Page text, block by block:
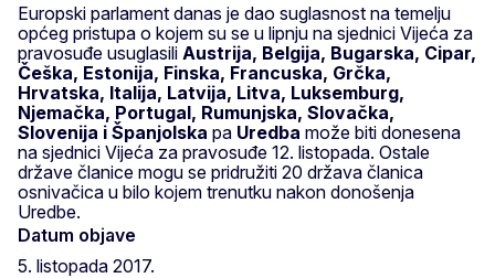
Europski parlament danas je dao suglasnost na temelju
općeg pristupa o kojem su se u lipnju na sjednici Vijeća za
pravosuđe usuglasili Austrija, Belgija, Bugarska, Cipar,
Češka, Estonija, Finska, Francuska, Grčka,
Hrvatska, Italija, Latvija, Litva, Luksemburg,
Njemačka, Portugal, Rumunjska, Slovačka,
Slovenija i Španjolska pa Uredba može biti donesena
na sjednici Vijeća za pravosuđe 12. listopada. Ostale
države članice mogu se pridružiti 20 država članica
osnivačica u bilo kojem trenutku nakon donošenja
Uredbe.
Datum objave
5. listopada 2017.